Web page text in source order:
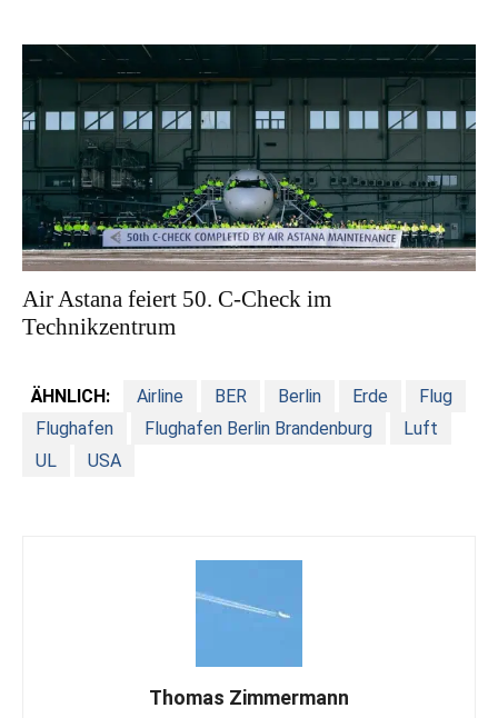
Air Astana feiert 50. C-Check im
Technikzentrum
ÄHNLICH: Airline BER Berlin Erde
Flug
Flughafen
Flughafen Berlin Brandenburg
Luft
UL
USA
Thomas Zimmermann